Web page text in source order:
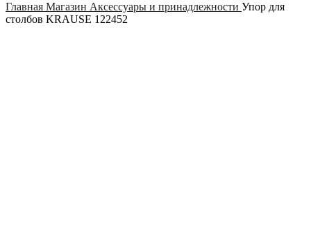
Главная Магазин Аксессуары и принадлежности Упор для
столбов KRAUSE 122452